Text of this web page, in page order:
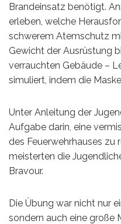
Brandeinsatz benötigt.
erleben, welche
schwerem Atemschutz
Gewicht der Ausrüstung
verrauchten Gebäude –
simuliert, indem die
Unter Anleitung der
Aufgabe darin, eine
des Feuerwehrhauses zu
meisterten die
Bravour.
Die Übung war nicht nur
sondern auch eine große